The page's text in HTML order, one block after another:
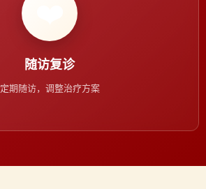
随访复诊
定期随访，调整治疗方案